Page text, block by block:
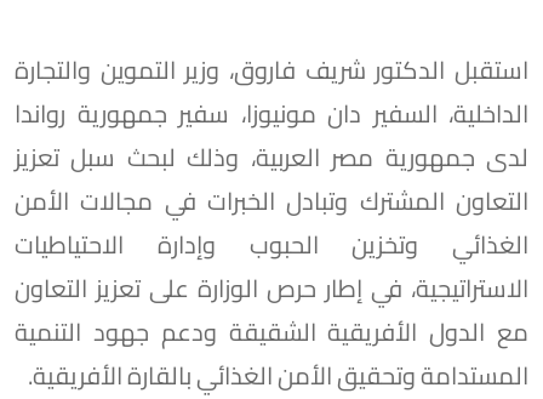
استقبل الدكتور شريف فاروق، وزير التموين والتجارة
الداخلية، السفير دان مونيوزا، سفير جمهورية رواندا
لدى جمهورية مصر العربية، وذلك لبحث سبل تعزيز
التعاون المشترك وتبادل الخبرات في مجالات الأمن
الغذائي وتخزين الحبوب وإدارة الاحتياطيات
الاستراتيجية، في إطار حرص الوزارة على تعزيز التعاون
مع الدول الأفريقية الشقيقة ودعم جهود التنمية
المستدامة وتحقيق الأمن الغذائي بالقارة الأفريقية.